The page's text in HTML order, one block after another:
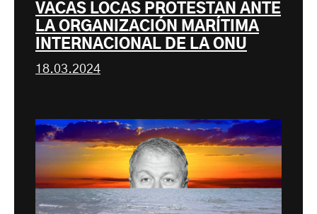
VACAS LOCAS PROTESTAN ANTE
LA ORGANIZACIÓN MARÍTIMA
INTERNACIONAL DE LA ONU
18.03.2024